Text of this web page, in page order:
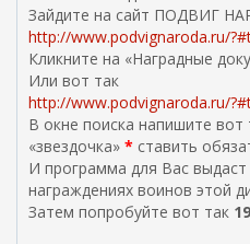
Зайдите на сайт ПОДВИГ
http://www.podvignaroda.ru/
Кликните на «Наградные
Или вот так
http://www.podvignaroda.ru/
В окне поиска напишите вот
«звездочка» * ставить
И программа для Вас
награждениях воинов этой
Затем попробуйте вот так